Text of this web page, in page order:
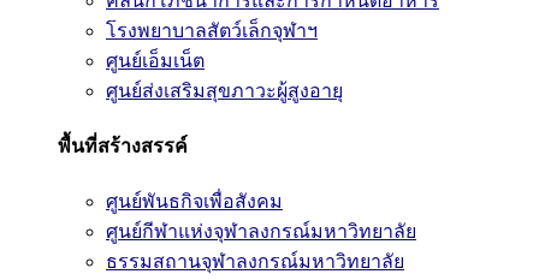
โรงพยาบาลสัตว์เล็กจุฬาฯ
ศูนย์เอ็มเน็ต
ศูนย์ส่งเสริมสุขภาวะผู้สูงอายุ
พื้นที่สร้างสรรค์
ศูนย์พันธกิจเพื่อสังคม
ศูนย์กีฬาแห่งจุฬาลงกรณ์มหาวิทยาลัย
ธรรมสถานจุฬาลงกรณ์มหาวิทยาลัย